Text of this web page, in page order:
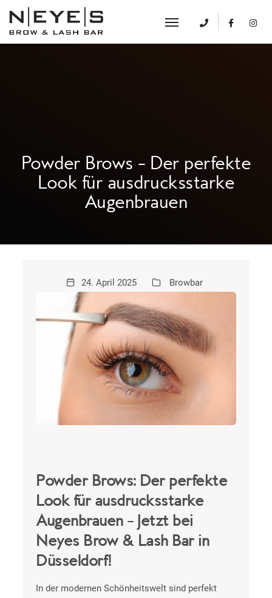
Powder Brows – Der perfekte
Look für ausdrucksstarke
Augenbrauen
24. April 2025 Browbar
Powder Brows: Der perfekte
Look für ausdrucksstarke
Augenbrauen – Jetzt bei
Neyes Brow & Lash Bar in
Düsseldorf!
In der modernen Schönheitswelt sind perfekt